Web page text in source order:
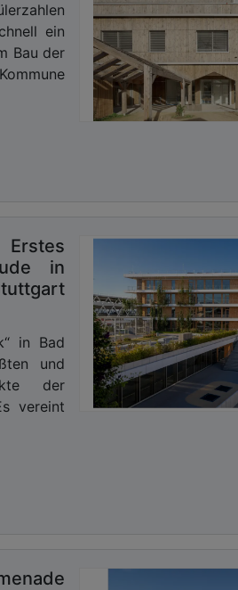
ein
Bau der
in
in Bad
und
der
vereint